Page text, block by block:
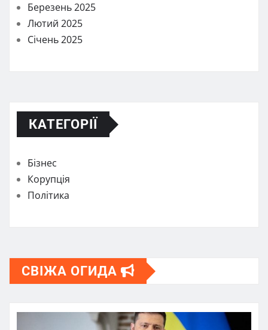
Березень 2025
Лютий 2025
Січень 2025
КАТЕГОРІЇ
Бізнес
Корупція
Політика
СВІЖА ОГИДА